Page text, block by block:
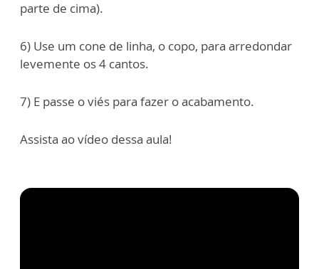
parte de cima).
6) Use um cone de linha, o copo, para arredondar
levemente os 4 cantos.
7) E passe o viés para fazer o acabamento.
Assista ao vídeo dessa aula!